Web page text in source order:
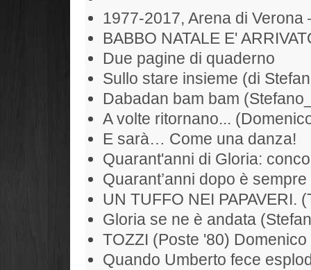
1977-2017, Arena di
BABBO NATALE E'
Due pagine di quaderno
Sullo stare insieme (di
Dabadan bam bam
A volte ritornano...
E sarà… Come una danza!
Quarant'anni di Gloria:
Quarant’anni dopo è
UN TUFFO NEI PAPAVERI.
Gloria se ne è andata
TOZZI (Poste '80)
Quando Umberto fece